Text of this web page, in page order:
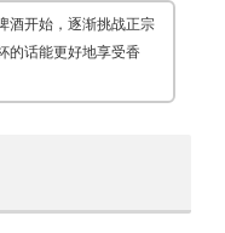
酒开始，逐渐挑战正宗
的话能更好地享受香